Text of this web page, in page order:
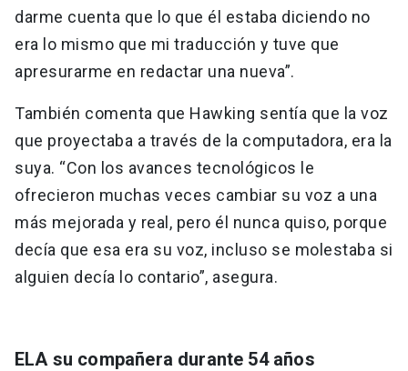
darme cuenta que lo que él estaba diciendo no
era lo mismo que mi traducción y tuve que
apresurarme en redactar una nueva”.
También comenta que Hawking sentía que la voz
que proyectaba a través de la computadora, era la
suya. “Con los avances tecnológicos le
ofrecieron muchas veces cambiar su voz a una
más mejorada y real, pero él nunca quiso, porque
decía que esa era su voz, incluso se molestaba si
alguien decía lo contario”, asegura.
ELA su compañera durante 54 años